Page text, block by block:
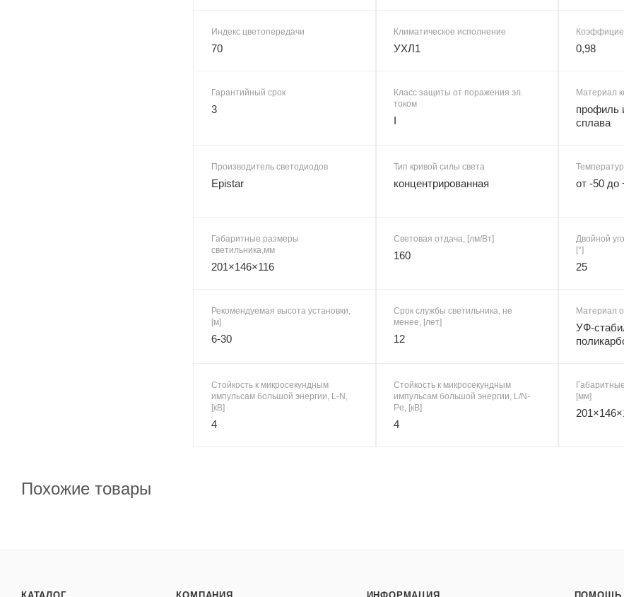
Индекс цветопередачи
70
Климатическое исполнение
УХЛ1 0,98
Гарантийный срок
3
Класс защиты от поражения эл.
током
I
Материал
профиль
сплава
Производитель светодиодов
Epistar
Тип кривой силы света
концентрированная от -50 до
Габаритные размеры
светильника,мм
201×146×116
Световая отдача, [лм/Вт]
160
Двойной
[°]
25
Рекомендуемая высота установки,
[м]
6-30
Срок службы светильника, не
менее, [лет]
12
Материал
УФ-
Стойкость к микросекундным
импульсам большой энергии, L-N,
[кВ]
4
Стойкость к микросекундным
импульсам большой энергии, L/N-
Pe, [кВ]
4
[мм]
Похожие товары